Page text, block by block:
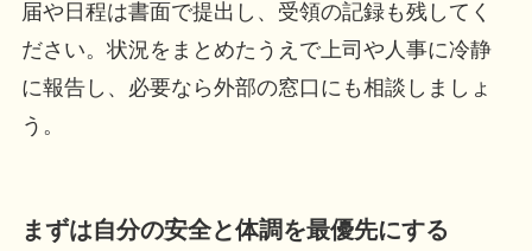
届や日程は書面で提出し、受領の記録も残してく
ださい。状況をまとめたうえで上司や人事に冷静
に報告し、必要なら外部の窓口にも相談しましょ
う。
まずは自分の安全と体調を最優先にする